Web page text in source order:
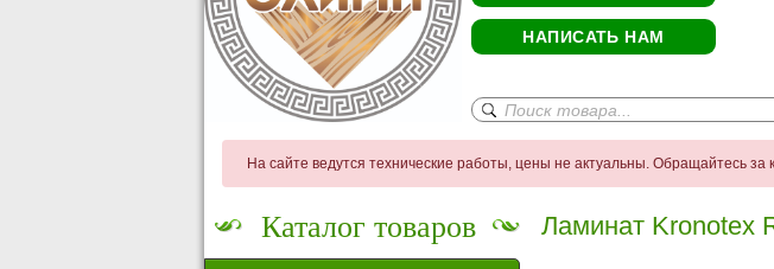
НАПИСАТЬ НАМ
На сайте ведутся технические работы, цены не актуальны. Обращайтесь
Каталог товаров Ламинат Kronotex